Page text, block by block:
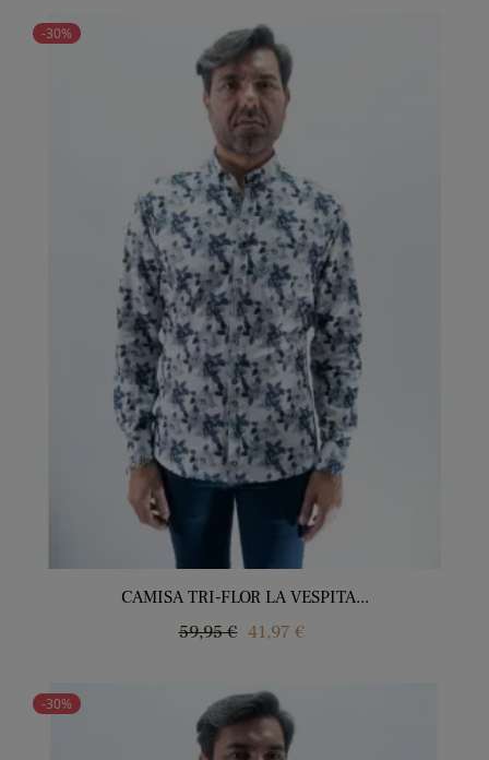
-30%
CAMISA TRI-FLOR LA VESPITA...
Regular
59,95 € Price
41,97 €
-30%